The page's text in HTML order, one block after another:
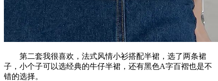
第二套我很喜欢，法式风情小衫搭配半裙，选了两条裙
子，小个子可以选经典的牛仔半裙，还有黑色A字百褶也是不
错的选择。